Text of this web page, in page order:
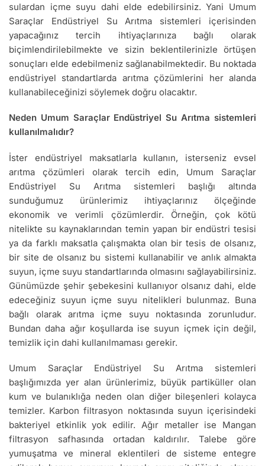
sulardan içme suyu dahi elde edebilirsiniz. Yani Umum
Saraçlar Endüstriyel Su Arıtma sistemleri içerisinden
yapacağınız tercih ihtiyaçlarınıza bağlı olarak
biçimlendirilebilmekte ve sizin beklentilerinizle örtüşen
sonuçları elde edebilmeniz sağlanabilmektedir. Bu noktada
endüstriyel standartlarda arıtma çözümlerini her alanda
kullanabileceğinizi söylemek doğru olacaktır.
Neden Umum Saraçlar Endüstriyel Su Arıtma sistemleri
kullanılmalıdır?
İster endüstriyel maksatlarla kullanın, isterseniz evsel
arıtma çözümleri olarak tercih edin, Umum Saraçlar
Endüstriyel Su Arıtma sistemleri başlığı altında
sunduğumuz ürünlerimiz ihtiyaçlarınız ölçeğinde
ekonomik ve verimli çözümlerdir. Örneğin, çok kötü
nitelikte su kaynaklarından temin yapan bir endüstri tesisi
ya da farklı maksatla çalışmakta olan bir tesis de olsanız,
bir site de olsanız bu sistemi kullanabilir ve anlık almakta
suyun, içme suyu standartlarında olmasını sağlayabilirsiniz.
Günümüzde şehir şebekesini kullanıyor olsanız dahi, elde
edeceğiniz suyun içme suyu nitelikleri bulunmaz. Buna
bağlı olarak arıtma içme suyu noktasında zorunludur.
Bundan daha ağır koşullarda ise suyun içmek için değil,
temizlik için dahi kullanılmaması gerekir.
Umum Saraçlar Endüstriyel Su Arıtma sistemleri
başlığımızda yer alan ürünlerimiz, büyük partiküller olan
kum ve bulanıklığa neden olan diğer bileşenleri kolayca
temizler. Karbon filtrasyon noktasında suyun içerisindeki
bakteriyel etkinlik yok edilir. Ağır metaller ise Mangan
filtrasyon safhasında ortadan kaldırılır. Talebe göre
yumuşatma ve mineral eklentileri de sisteme entegre